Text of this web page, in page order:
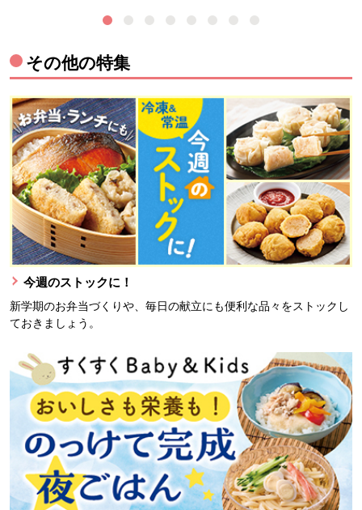
その他の特集
今週のストックに！
新学期のお弁当づくりや、毎日の献立にも便利な品々をストックし
ておきましょう。